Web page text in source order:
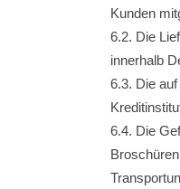
Kunden
6.2. Die
innerhalb
6.3. Die
6.4. Die